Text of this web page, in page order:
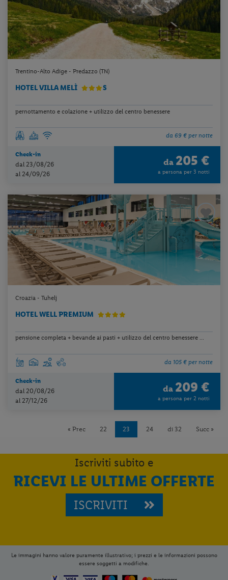
Trentino-Alto Adige - Predazzo (TN)
HOTEL VILLA MELÌ S
pernottamento e colazione + utilizzo del centro benessere
da 69 € per notte
Check-in
dal 23/08/26
al 24/09/26
da 205 €
a persona per 3 notti
Croazia - Tuhelj
HOTEL WELL PREMIUM
pensione completa + bevande ai pasti + utilizzo del centro benessere ...
da 105 € per notte
Check-in
dal 20/08/26
al 27/12/26
da 209 €
a persona per 2 notti
« Prec 22 23 24 di 32 Succ »
Iscriviti subito e
RICEVI LE ULTIME OFFERTE
ISCRIVITI
Le immagini hanno valore puramente illustrativo; i prezzi e le informazioni possono
essere soggetti a modifiche.